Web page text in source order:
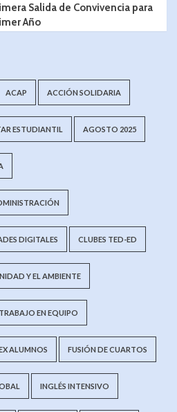
Salida de Convivencia para
Año
ACAP ACCIÓN SOLIDARIA
ESTUDIANTIL AGOSTO 2025
DIGITALES CLUBES TED-ED
Y EL AMBIENTE
EN EQUIPO
ALUMNOS FUSIÓN DE CUARTOS
INGLÉS INTENSIVO